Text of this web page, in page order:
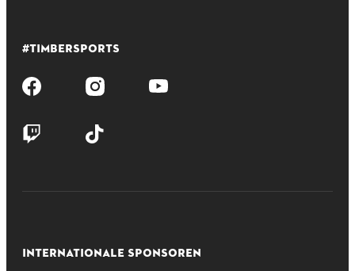
#TIMBERSPORTS
INTERNATIONALE SPONSOREN